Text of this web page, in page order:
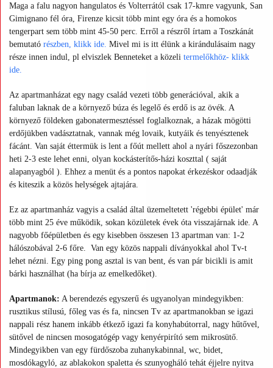
Maga a falu nagyon hangulatos és Volterrától csak 17-kmre vagyunk, San
Gimignano fél óra, Firenze kicsit több mint egy óra és a homokos
tengerpart sem több mint 45-50 perc. Erről a részről írtam a Toszkánát
bemutató részben, klikk ide Mivel mi is itt élünk a kirándulásaim nagy
része innen indul, pl elviszlek Benneteket a közeli termelőkhöz- klikk
ide.
Az apartmanházat egy nagy család vezeti több generációval, akik a
faluban laknak de a környező búza és legelő és erdő is az övék. A
környező földeken gabonatermesztéssel foglalkoznak, a házak mögötti
erdőjükben vadásztatnak, vannak még lovaik, kutyáik és tenyésztenek
fácánt. Van saját éttermük is lent a főút mellett ahol a nyári főszezonban
heti 2-3 este lehet enni, olyan kockásterítős-házi koszttal ( saját
alapanyagból ). Ehhez a menüt és a pontos napokat érkezéskor odaadják
és kiteszik a közös helységek ajtajára.
Ez az apartmanház vagyis a család által üzemeltetett 'régebbi épület' már
több mint 25 éve működik, sokan közületek évek óta visszajárnak ide. A
nagyobb főépületben és egy kisebben összesen 13 apartman van: 1-2
hálószobával 2-6 főre. Van egy közös nappali díványokkal ahol Tv-t
lehet nézni. Egy ping pong asztal is van bent, és van pár bicikli is amit
bárki használhat (ha bírja az emelkedőket).
Apartmanok: A berendezés egyszerű és ugyanolyan mindegyikben:
rusztikus stílusú, főleg vas és fa, nincsen Tv az apartmanokban se igazi
nappali rész hanem inkább étkező igazi fa konyhabútorral, nagy hűtővel,
sütővel de nincsen mosogatógép vagy kenyérpirító sem mikrosütő.
Mindegyikben van egy fürdőszoba zuhanykabinnal, wc, bidet,
mosdókagyló, az ablakokon spaletta és szunyogháló tehát éjjelre nyitva